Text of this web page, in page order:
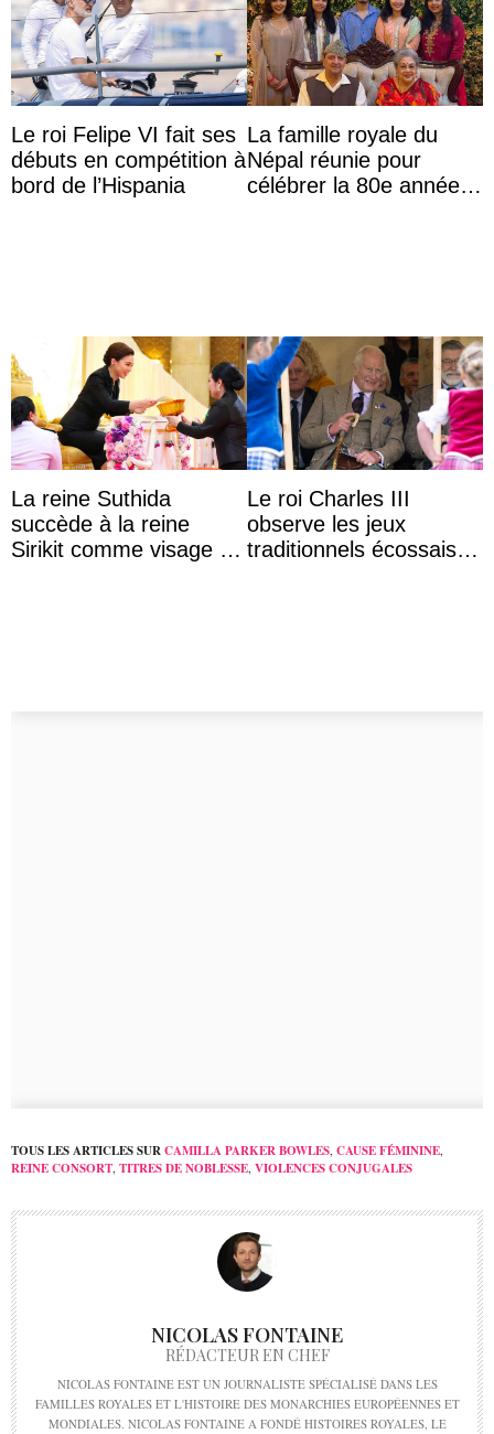
Le roi Felipe VI fait ses
débuts en compétition à
bord de l’Hispania
La famille royale du
Népal réunie pour
célébrer la 80e année
La reine Suthida
succède à la reine
Sirikit comme visage de
Le roi Charles III
observe les jeux
traditionnels écossais
TOUS LES ARTICLES SURCAMILLA PARKER BOWLES, CAUSE FÉMININE,
REINE CONSORT, TITRES DE NOBLESSE, VIOLENCES CONJUGALES
NICOLAS FONTAINE
RÉDACTEUR EN CHEF
NICOLAS FONTAINE EST UN JOURNALISTE SPÉCIALISÉ DANS LES
FAMILLES ROYALES ET L'HISTOIRE DES MONARCHIES EUROPÉENNES ET
MONDIALES. NICOLAS FONTAINE A FONDÉ HISTOIRES ROYALES, LE